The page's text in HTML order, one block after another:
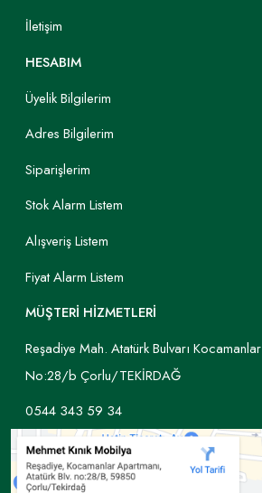
İletişim
HESABIM
Üyelik Bilgilerim
Adres Bilgilerim
Siparişlerim
Stok Alarm Listem
Alışveriş Listem
Fiyat Alarm Listem
MÜŞTERİ HİZMETLERİ
Reşadiye Mah. Atatürk Bulvarı
No:28/b Çorlu/TEKİRDAĞ
0544 343 59 34